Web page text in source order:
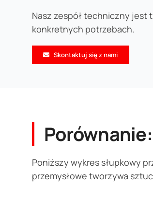
Nasz zespół techniczny jest
konkretnych potrzebach.
Skontaktuj się z nami
Poniższy wykres słupkowy
przemysłowe tworzywa